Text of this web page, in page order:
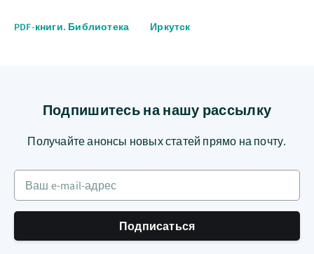
PDF-книги. Библиотека Иркутск
Подпишитесь на нашу рассылку
Получайте анонсы новых статей прямо на почту.
Ваш e-mail-адрес
Подписаться